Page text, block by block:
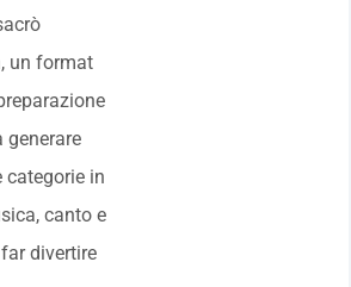
un format
categorie in
canto e
divertire